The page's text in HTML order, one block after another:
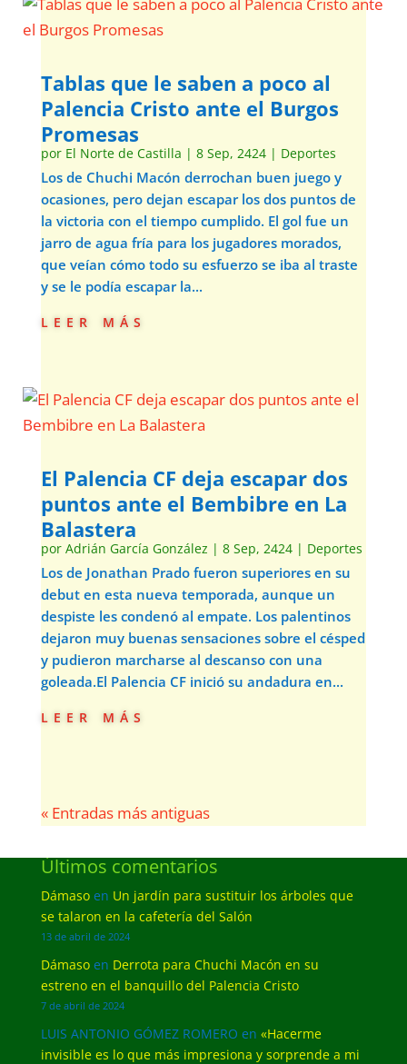
Tablas que le saben a poco al
Palencia Cristo ante el Burgos
Promesas
por El Norte de Castilla | 8 Sep, 2424| Deportes
Los de Chuchi Macón derrochan buen juego y
ocasiones, pero dejan escapar los dos puntos de
la victoria con el tiempo cumplido. El gol fue un
jarro de agua fría para los jugadores morados,
que veían cómo todo su esfuerzo se iba al traste
y se le podía escapar la...
leer más
El Palencia CF deja escapar dos
puntos ante el Bembibre en La
Balastera
por Adrián García González | 8 Sep, 2424| Deportes
Los de Jonathan Prado fueron superiores en su
debut en esta nueva temporada, aunque un
despiste les condenó al empate. Los palentinos
dejaron muy buenas sensaciones sobre el césped
y pudieron marcharse al descanso con una
goleada.El Palencia CF inició su andadura en...
leer más
« Entradas más antiguas
Últimos comentarios
Dámasoen Un jardín para sustituir los árboles que
se talaron en la cafetería del Salón
13 de abril de 2024
Dámasoen Derrota para Chuchi Macón en su
estreno en el banquillo del Palencia Cristo
7 de abril de 2024
LUIS ANTONIO GÓMEZ ROMERO en «Hacerme
invisible es lo que más impresiona y sorprende a mi